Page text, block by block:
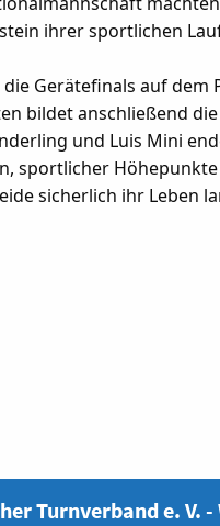
ihrer sportlichen
Gerätefinals auf dem
bildet anschließend
und Luis Mini
sportlicher
sicherlich ihr Leben
Turnverband e. V.